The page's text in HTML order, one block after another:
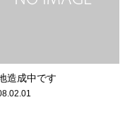
造成中です